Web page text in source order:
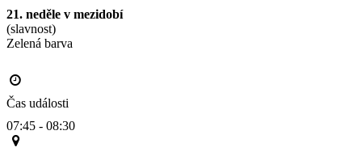
21. neděle v mezidobí
(slavnost)
Zelená barva
Čas události
07:45 - 08:30